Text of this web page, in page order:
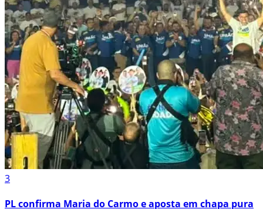
3
PL confirma Maria do Carmo e aposta em chapa pura